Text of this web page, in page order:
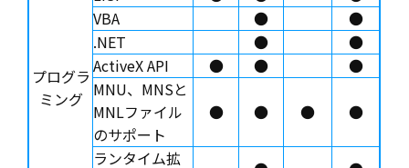
プログラ
ミング
VBA
●
●
.NET
●
●
ActiveX API
● ●
●
MNU、MNSと
MNLファイル
のサポート
● ● ● ●
ランタイム拡